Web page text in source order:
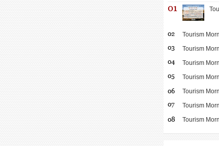
Tourism
Tourism
Tourism
Tourism
Tourism
Tourism
Tourism